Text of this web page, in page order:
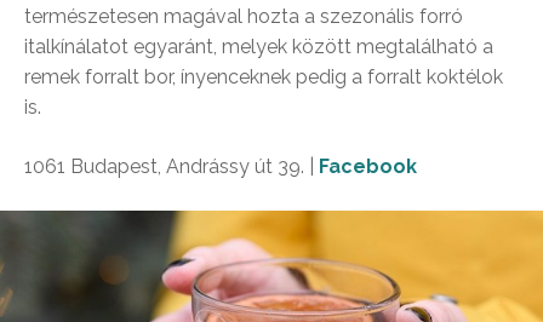
természetesen magával hozta a szezonális forró
italkínálatot egyaránt, melyek között megtalálható a
remek forralt bor, ínyenceknek pedig a forralt koktélok
is.
1061 Budapest, Andrássy út 39. | Facebook